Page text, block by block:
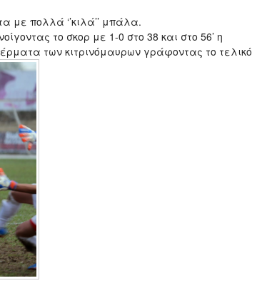
με πολλά ‘’κιλά’’ μπάλα.
το σκορ με 1-0 στο 38 και στο 56’ η
των κιτρινόμαυρων γράφοντας το τελικό